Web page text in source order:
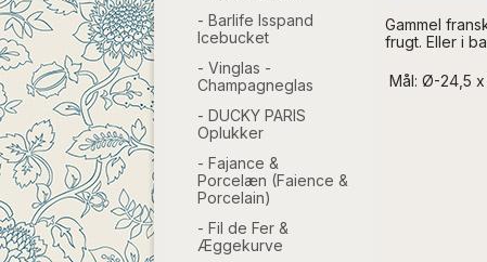
- Barlife Isspand
Icebucket
- Vinglas -
Champagneglas
- DUCKY PARIS
Oplukker
- Fajance &
Porcelæn (Faience &
Porcelain)
- Fil de Fer &
Æggekurve
Gammel
frugt. Eller i
Mål: Ø-24,5